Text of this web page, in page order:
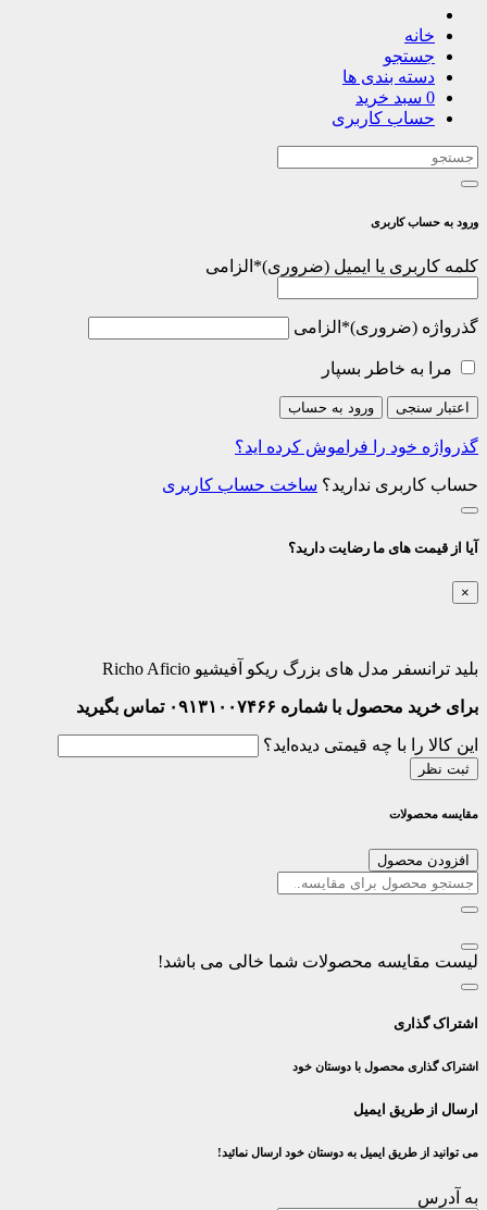
خانه
جستجو
دسته بندی ها
0 سبد خرید
حساب کاربری
ورود به حساب کاربری
کلمه کاربری یا ایمیل * الزامی
گذرواژه * الزامی
مرا به خاطر بسپار
اعتبار سنجی ورود به حساب
گذرواژه خود را فراموش کرده اید؟
حساب کاربری ندارید؟ ساخت حساب کاربری
آیا از قیمت های ما رضایت دارید؟
×
بلید ترانسفر مدل های بزرگ ریکو آفیشیو Richo Aficio
برای خرید محصول با شماره ۰۹۱۳۱۰۰۷۴۶۶ تماس بگیرید
این کالا را با چه قیمتی دیده‌اید؟
ثبت نظر
مقایسه محصولات
افزودن محصول
لیست مقایسه محصولات شما خالی می باشد!
اشتراک گذاری
اشتراک گذاری محصول با دوستان خود
ارسال از طریق ایمیل
می توانید از طریق ایمیل به دوستان خود ارسال نمائید!
به آدرس